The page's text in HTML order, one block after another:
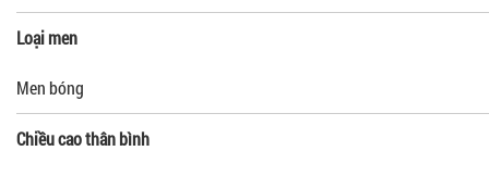
Loại men
Men bóng
Chiều cao thân bình